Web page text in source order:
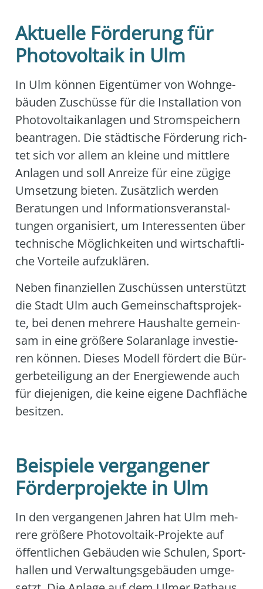
Aktuelle Förderung für
Photovoltaik in Ulm
In Ulm kön­nen Eigen­tü­mer von Wohn­ge­
bäu­den Zuschüs­se für die Instal­la­ti­on von
Pho­to­vol­ta­ik­an­la­gen und Strom­spei­chern
bean­tra­gen. Die städ­ti­sche För­de­rung rich­
tet sich vor allem an klei­ne und mitt­le­re
Anla­gen und soll Anrei­ze für eine zügi­ge
Umset­zung bie­ten. Zusätz­lich wer­den
Bera­tun­gen und Infor­ma­ti­ons­ver­an­stal­
tun­gen orga­ni­siert, um Inter­es­sen­ten über
tech­ni­sche Mög­lich­kei­ten und wirt­schaft­li­
che Vor­tei­le auf­zu­klä­ren.
Neben finan­zi­el­len Zuschüs­sen unter­stützt
die Stadt Ulm auch Gemein­schafts­pro­jek­
te, bei denen meh­re­re Haus­hal­te gemein­
sam in eine grö­ße­re Solar­an­la­ge inves­tie­
ren kön­nen. Die­ses Modell för­dert die Bür­
ger­be­tei­li­gung an der Ener­gie­wen­de auch
für die­je­ni­gen, die kei­ne eige­ne Dach­flä­che
besit­zen.
Beispiele vergangener
Förderprojekte in Ulm
In den ver­gan­ge­nen Jah­ren hat Ulm meh­
re­re grö­ße­re Pho­to­vol­ta­ik-Pro­jek­te auf
öffent­li­chen Gebäu­den wie Schu­len, Sport­
hal­len und Ver­wal­tungs­ge­bäu­den umge­